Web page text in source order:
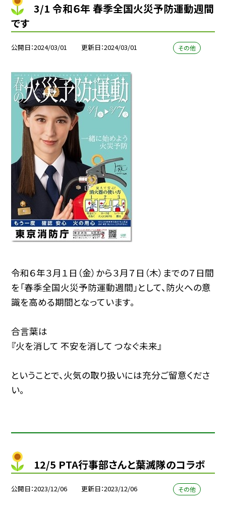
3/1 令和６年 春季全国火災予防運動週間
です
公開日 2024/03/01 更新日 2024/03/01 その他
令和６年３月１日（金）から３月７日（木）までの７日間
を「春季全国火災予防運動週間」として、防火への意
識を高める期間となっています。
合言葉は
『火を消して 不安を消して つなぐ未来』
ということで、火気の取り扱いには充分ご留意くださ
い。
12/5 PTA行事部さんと葉滅隊のコラボ
公開日 2023/12/06 更新日 2023/12/06 その他